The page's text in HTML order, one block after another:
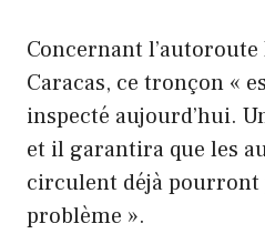
Concernant
Caracas, ce tronçon «
inspecté aujourd’hui.
et il garantira que les
circulent déjà pourront
problème ».